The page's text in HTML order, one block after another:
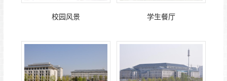
校园风景 学生餐厅